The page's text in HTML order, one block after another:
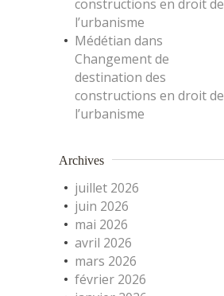
constructions en droit de
l’urbanisme
Médétian dans
Changement de
destination des
constructions en droit de
l’urbanisme
Archives
juillet 2026
juin 2026
mai 2026
avril 2026
mars 2026
février 2026